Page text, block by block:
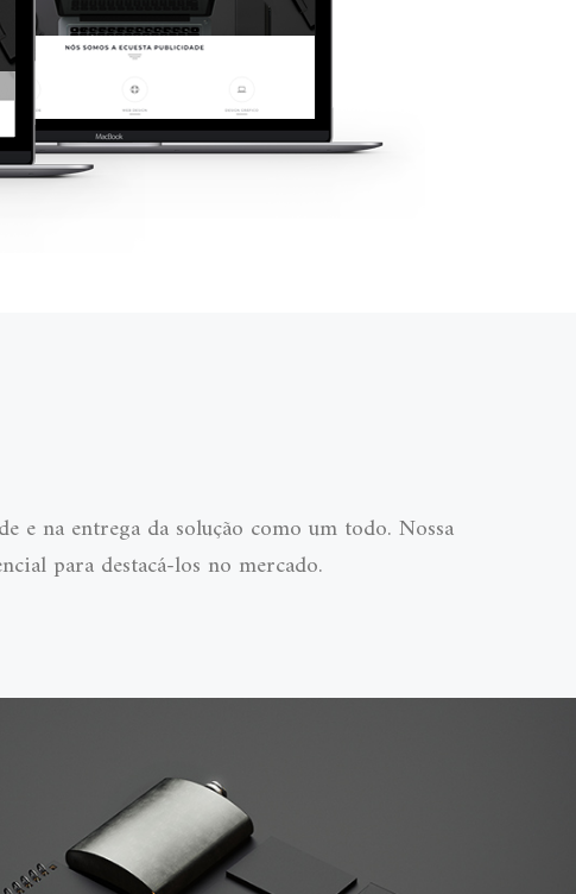
e na entrega da solução como um todo. Nossa
para destacá-los no mercado.